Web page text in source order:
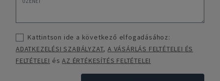
Kattintson ide a következő elfogadásához:
ADATKEZELÉSI SZABÁLYZAT,A VÁSÁRLÁS FELTÉTELEI ÉS
FELTÉTELEI ésAZ ÉRTÉKESÍTÉS FELTÉTELEI